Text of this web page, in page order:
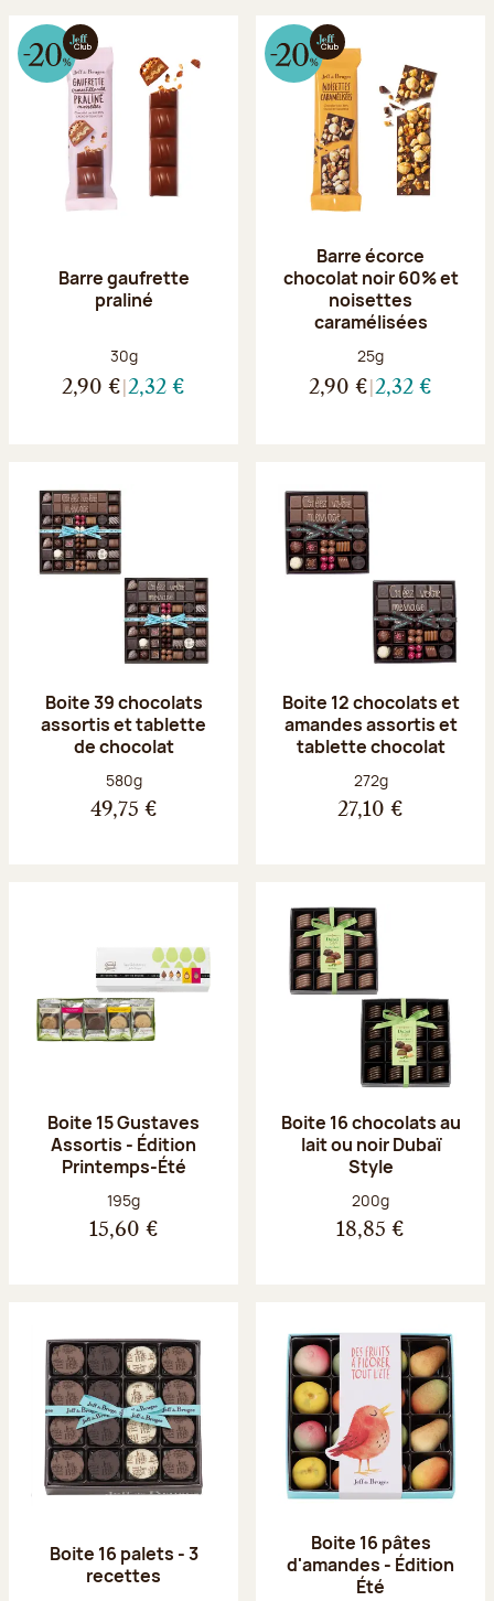
Barre gaufrette
praliné
Poids net :
30g
2,90 € 2,32 €
Barre écorce
chocolat noir 60% et
noisettes
caramélisées
Poids net :
25g
2,90 € 2,32 €
Boite 39 chocolats
assortis et tablette
de chocolat
Poids net :
580g
49,75 €
Boite 12 chocolats et
amandes assortis et
tablette chocolat
Poids net :
272g
27,10 €
Boite 15 Gustaves
Assortis - Édition
Printemps-Été
Poids net :
195g
15,60 €
Boite 16 chocolats au
lait ou noir Dubaï
Style
Poids net :
200g
18,85 €
Boite 16 palets - 3
recettes
Boite 16 pâtes
d'amandes - Édition
Été